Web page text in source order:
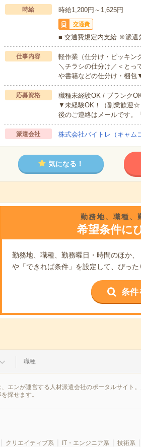
時給 時給1,200円～1,625円
交通費
■ 交通費規定内支給 ※派遣
仕事内容
軽作業（仕分け・ピッキン
＼チラシの仕分け／＜と
や書籍などの仕分け・梱
応募資格
職種未経験OK / ブランク
▼未経験OK！（副業歓迎
後のご連絡はメールです。
派遣会社 株式会社バイトレ（キャム
気になる！
勤務地、職種、
希望条件に
勤務地、職種、勤務曜日・時間のほか、
や「できれば条件」を設定して、ぴっ
条件
職種
エンが運営する人材派遣会社のポータルサイト
探せます。
クリエイティブ系 IT・エンジニア系 技術系